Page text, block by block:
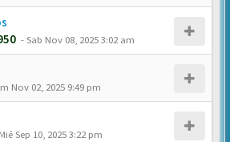
-Sab Nov 08, 2025 3:02 am
Nov 02, 2025 9:49 pm
Mié Sep 10, 2025 3:22 pm